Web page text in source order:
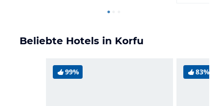
Beliebte Hotels in Korfu
99% 83%